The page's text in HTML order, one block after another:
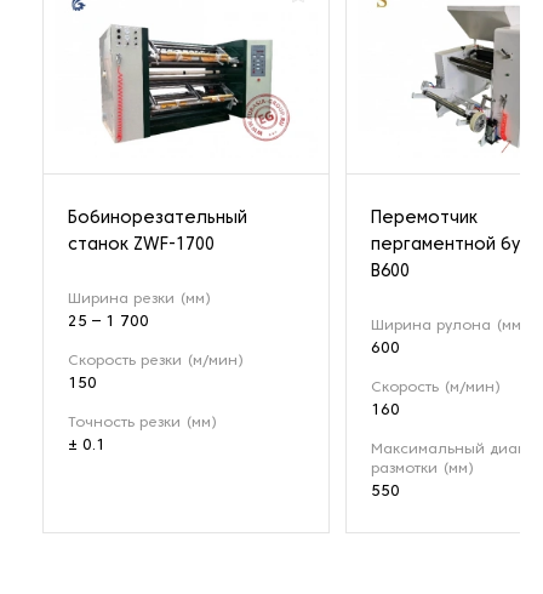
Бобинорезательный
станок ZWF-1700
Ширина резки (мм)
25 – 1 700
Скорость резки (м/мин)
150
Точность резки (мм)
± 0.1
Перемотчик
пергаментной
B600
Ширина рулона (мм)
600
Скорость (м/мин)
160
Максимальный
размотки (мм)
550